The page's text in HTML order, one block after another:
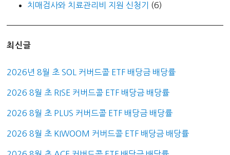
치매검사와 치료관리비 지원 신청기
(6)
최신글
2026년 8월 초 SOL 커버드콜 ETF 배당금 배당률
2026 8월 초 RISE 커버드콜 ETF 배당금 배당률
2026 8월 초 PLUS 커버드콜 ETF 배당금 배당률
2026 8월 초 KIWOOM 커버드콜 ETF 배당금 배당률